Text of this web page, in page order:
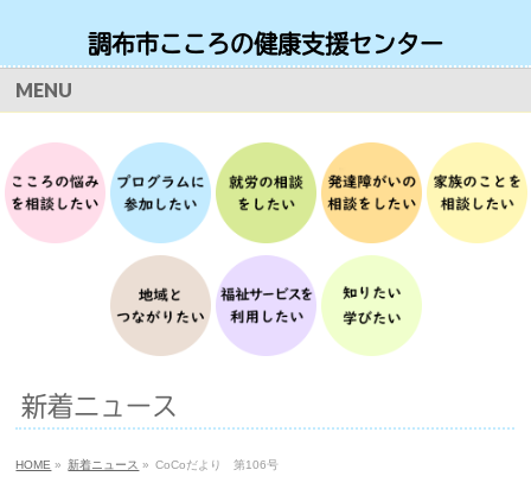
調布市こころの健康支援センター
お問い合わせ・ご予約 月曜日から土曜日 9時から17時
TEL042-490-8166
MENU
新着ニュース
HOME » 新着ニュース » CoCoだより 第106号